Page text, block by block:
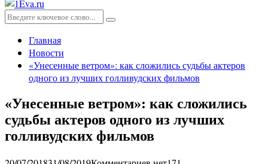
меню
Искать:
Поиск
Главная
Новости
«Унесенные ветром»: как сложились судьбы актеров
одного из лучших голливудских фильмов
«Унесенные ветром»: как сложились
судьбы актеров одного из лучших
голливудских фильмов